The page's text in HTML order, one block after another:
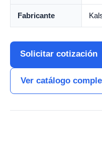
Fabricante
Solicitar cotización
Ver catálogo